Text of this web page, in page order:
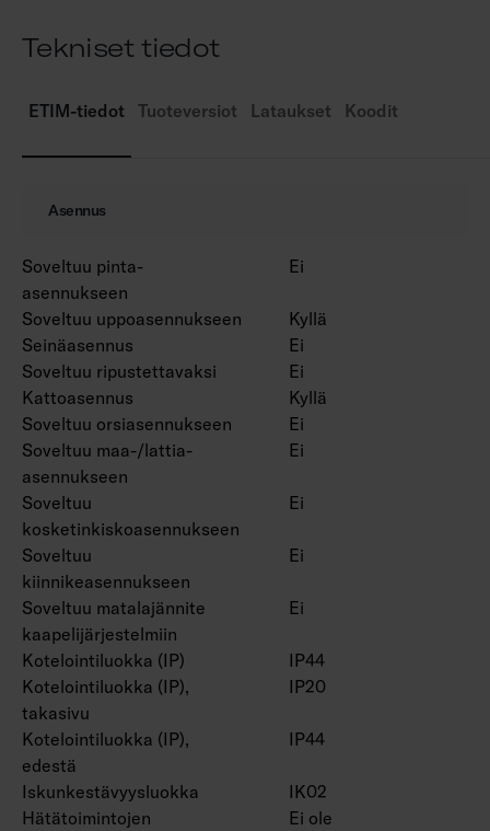
MacAdam 3 SDCM.
IK02.
ja Casambi.
Hyötyelinikä L70 90 000 h (Ta25°C).
Hyötyelinikä L80 60 000 h (Ta25°C).
Tekniset tiedot
ETIM-tiedot Tuoteversiot Lataukset Koodit
Asennus
Soveltuu pinta-
asennukseen
Ei
Soveltuu uppoasennukseen
Kyllä
Seinäasennus
Ei
Soveltuu ripustettavaksi
Ei
Kattoasennus
Kyllä
Soveltuu orsiasennukseen
Ei
Soveltuu maa-/lattia-
asennukseen
Ei
Soveltuu
kosketinkiskoasennukseen
Ei
Soveltuu
kiinnikeasennukseen
Ei
Soveltuu matalajännite
kaapelijärjestelmiin
Ei
Kotelointiluokka (IP)
IP44
Kotelointiluokka (IP),
takasivu
IP20
Kotelointiluokka (IP),
edestä
IP44
Iskunkestävyysluokka
IK02
Hätätoimintojen
Ei ole